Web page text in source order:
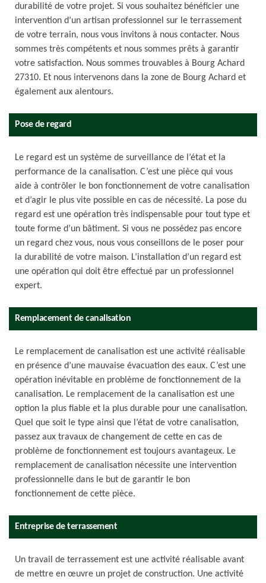
durabilité de votre projet. Si vous souhaitez bénéficier une
intervention d’un artisan professionnel sur le terrassement
de votre terrain, nous vous invitons à nous contacter. Nous
sommes très compétents et nous sommes prêts à garantir
votre satisfaction. Nous sommes trouvables à Bourg Achard
27310. Et nous intervenons dans la zone de Bourg Achard et
également aux alentours.
Pose de regard
Le regard est un système de surveillance de l’état et la
performance de la canalisation. C’est une pièce qui vous
aide à contrôler le bon fonctionnement de votre canalisation
et d’agir le plus vite possible en cas de nécessité. La pose du
regard est une opération très indispensable pour tout type et
toute forme d’un bâtiment. Si vous ne possédez pas encore
un regard chez vous, nous vous conseillons de le poser pour
la durabilité de votre maison. L’installation d’un regard est
une opération qui doit être effectué par un professionnel
expert.
Remplacement de canalisation
Le remplacement de canalisation est une activité réalisable
en présence d’une mauvaise évacuation des eaux. C’est une
opération inévitable en problème de fonctionnement de la
canalisation. Le remplacement de la canalisation est une
option la plus fiable et la plus durable pour une canalisation.
Quel que soit le type ainsi que l’état de votre canalisation,
passez aux travaux de changement de cette en cas de
problème de fonctionnement est toujours avantageux. Le
remplacement de canalisation nécessite une intervention
professionnelle dans le but de garantir le bon
fonctionnement de cette pièce.
Entreprise de terrassement
Un travail de terrassement est une activité réalisable avant
de mettre en œuvre un projet de construction. Une activité